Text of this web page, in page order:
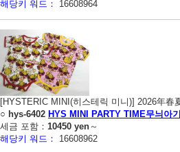
해당키 워드：
16608964
[HYSTERIC MINI(히스테릭 미니)] 2026年春
○ hys-6402 HYS MINI PARTY TIME무늬아
세금 포함： 10450 yen～
해당키 워드：
16608962